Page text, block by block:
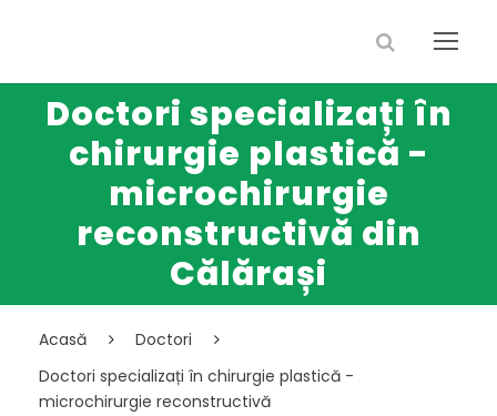
Doctori specializați în
chirurgie plastică -
microchirurgie
reconstructivă din
Călărași
Acasă
Doctori
Doctori specializați în chirurgie plastică -
microchirurgie reconstructivă